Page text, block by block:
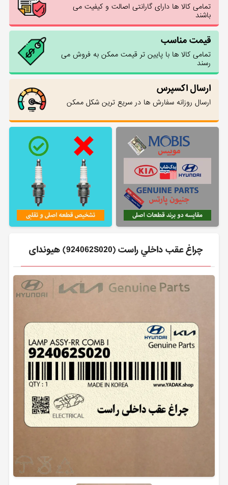
تمامی کالا ها دارای گارانتی اصالت و کیفیت می
باشند
قیمت مناسب
تمامی کالا ها با پایین تر قیمت ممکن به فروش می
رسند
ارسال اکسپرس
ارسال روزانه سفارش ها در سریع ترین شکل ممکن
چراغ عقب داخلي راست (924062S020) هیوندای